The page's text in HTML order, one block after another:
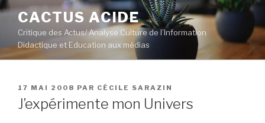
Aller
contenu
principal
CACTUS ACIDE
Critique des Actus/ Analyse Culture de l’Information
Didactique et Education aux médias
PUBLIÉ
LE
17 MAI 2008 PAR CÉCILE SARAZIN
J’expérimente mon Univers